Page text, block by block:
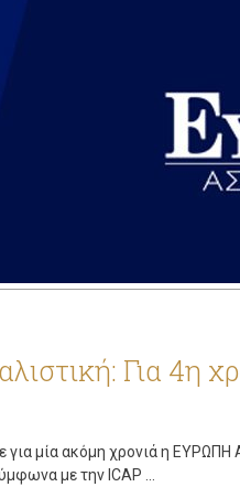
Για 4η
για µία ακόµη χρονιά η
με την ICAP ...